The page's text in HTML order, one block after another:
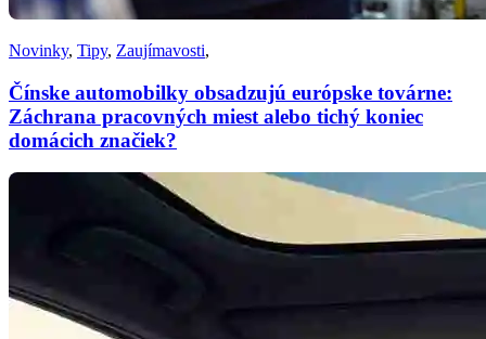
Novinky, Tipy, Zaujímavosti,
Čínske automobilky obsadzujú európske továrne:
Záchrana pracovných miest alebo tichý koniec
domácich značiek?